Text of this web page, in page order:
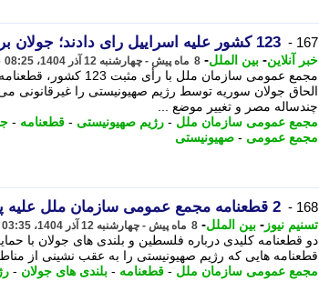
167 - 123 کشور علیه اسراییل رای دادند؛ جولان برای صهیون نیست
خبر آنلاین- بین الملل- 8 ماه پیش - چهارشنبه 12 آذر 1404، 08:25
مجمع عمومی سازمان ملل با
الحاق جولان سوریه توسط رژیم صهیونیستی را غیرقانونی می
چندساله مصر و تغییر موضع ...
مجمع عمومی سازمان ملل - رژیم صهیونیستی - قطعنامه -
مجمع عمومی - صهیونیستی
168 - 2 قطعنامه مجمع عمومی سازمان ملل علیه پایان اشغالگری در فلسطین و جولان اشغالی
تسنیم نیوز - بین الملل- 8 ماه پیش - چهارشنبه 12 آذر 1404، 03:35
دو قطعنامه کلیدی درباره فلسطین و بلندی های جولان با
قطعنامه هایی که رژیم صهیونیستی را به عقب نشینی از
مجمع عمومی سازمان ملل - قطعنامه - بلندی های جولان -